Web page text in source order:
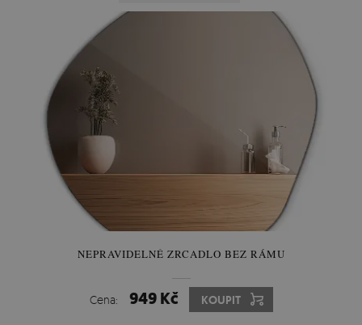
NEPRAVIDELNÉ ZRCADLO BEZ RÁMU
Cena: 949 Kč KOUPIT